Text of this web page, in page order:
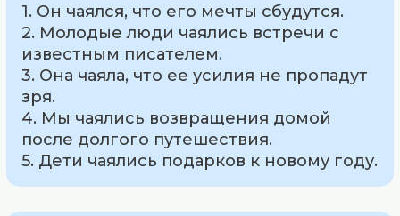
1. Он чаялся, что его мечты сбудутся.
2. Молодые люди чаялись встречи с
известным писателем.
3. Она чаяла, что ее усилия не пропадут
зря.
4. Мы чаялись возвращения домой
после долгого путешествия.
5. Дети чаялись подарков к новому году.